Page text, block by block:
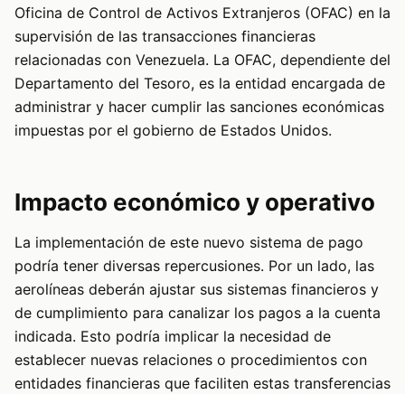
Oficina de Control de Activos Extranjeros (OFAC) en la
supervisión de las transacciones financieras
relacionadas con Venezuela. La OFAC, dependiente del
Departamento del Tesoro, es la entidad encargada de
administrar y hacer cumplir las sanciones económicas
impuestas por el gobierno de Estados Unidos.
Impacto económico y operativo
La implementación de este nuevo sistema de pago
podría tener diversas repercusiones. Por un lado, las
aerolíneas deberán ajustar sus sistemas financieros y
de cumplimiento para canalizar los pagos a la cuenta
indicada. Esto podría implicar la necesidad de
establecer nuevas relaciones o procedimientos con
entidades financieras que faciliten estas transferencias